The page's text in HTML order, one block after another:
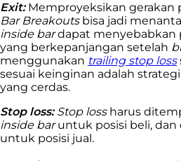
Exit: Memproyeksikan gerakan
Bar Breakoutsbisa jadi
inside bardapat menyebabkan
yang berkepanjangan setelah
menggunakan trailing stop loss
sesuai keinginan adalah
yang cerdas.
Stop loss: Stop lossharus
inside baruntuk posisi beli, dan
untuk posisi jual.